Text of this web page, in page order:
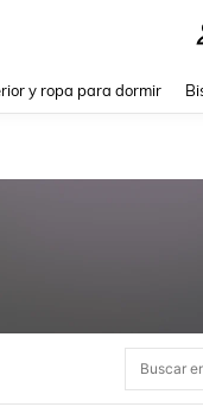
y ropa para dormir